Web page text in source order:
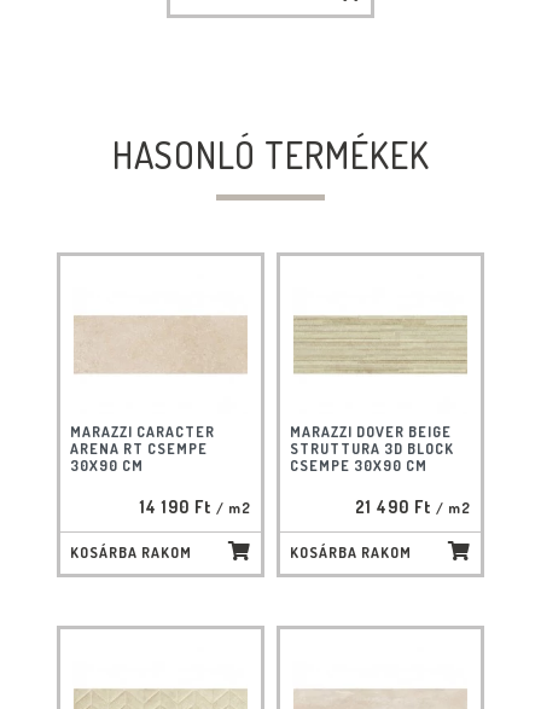
HASONLÓ TERMÉKEK
MARAZZI CARACTER
ARENA RT CSEMPE
30X90 CM
14 190 Ft / m2
KOSÁRBA RAKOM
MARAZZI DOVER BEIGE
STRUTTURA 3D BLOCK
CSEMPE 30X90 CM
21 490 Ft / m2
KOSÁRBA RAKOM